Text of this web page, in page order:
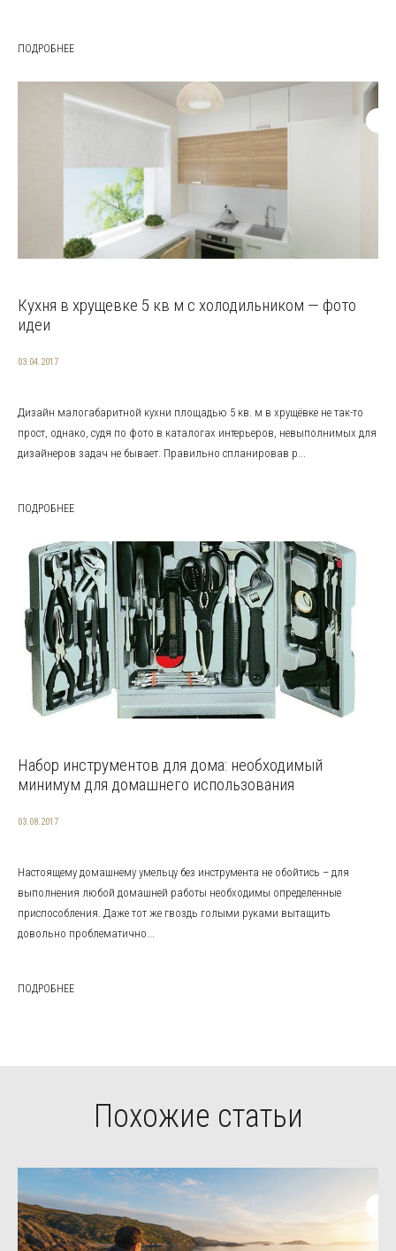
ПОДРОБНЕЕ
Кухня в хрущевке 5 кв м с холодильником — фото
идеи
03.04.2017
Дизайн малогабаритной кухни площадью 5 кв. м в хрущёвке не так-то
прост, однако, судя по фото в каталогах интерьеров, невыполнимых для
дизайнеров задач не бывает. Правильно спланировав р...
ПОДРОБНЕЕ
Набор инструментов для дома: необходимый
минимум для домашнего использования
03.08.2017
Настоящему домашнему умельцу без инструмента не обойтись – для
выполнения любой домашней работы необходимы определенные
приспособления. Даже тот же гвоздь голыми руками вытащить
довольно проблематично...
ПОДРОБНЕЕ
Похожие статьи